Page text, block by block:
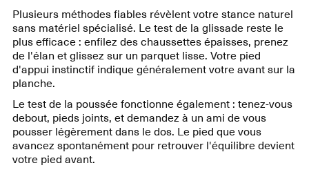
Plusieurs méthodes fiables révèlent votre stance naturel
sans matériel spécialisé. Le test de la glissade reste le
plus efficace : enfilez des chaussettes épaisses, prenez
de l'élan et glissez sur un parquet lisse. Votre pied
d'appui instinctif indique généralement votre avant sur la
planche.
Le test de la poussée fonctionne également : tenez-vous
debout, pieds joints, et demandez à un ami de vous
pousser légèrement dans le dos. Le pied que vous
avancez spontanément pour retrouver l'équilibre devient
votre pied avant.